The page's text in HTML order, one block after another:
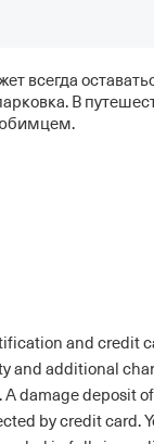
всегда
В
and credit
and additional
damage deposit
by credit card.